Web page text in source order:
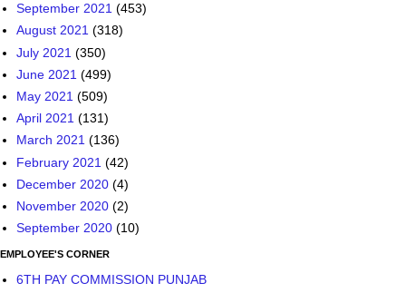
September 2021 (453)
August 2021 (318)
July 2021 (350)
June 2021 (499)
May 2021 (509)
April 2021 (131)
March 2021 (136)
February 2021 (42)
December 2020 (4)
November 2020 (2)
September 2020 (10)
EMPLOYEE'S CORNER
6TH PAY COMMISSION PUNJAB